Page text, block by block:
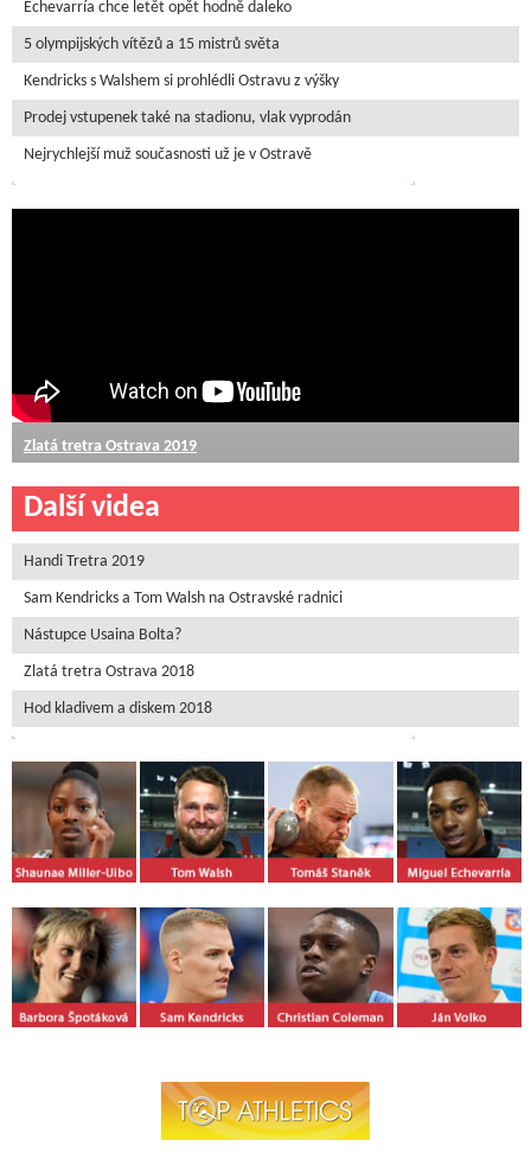
Echevarría chce letět opět hodně daleko
5 olympijských vítězů a 15 mistrů světa
Kendricks s Walshem si prohlédli Ostravu z výšky
Prodej vstupenek také na stadionu, vlak vyprodán
Nejrychlejší muž současnosti už je v Ostravě
Zlatá tretra Ostrava 2019
Další videa
Handi Tretra 2019
Sam Kendricks a Tom Walsh na Ostravské radnici
Nástupce Usaina Bolta?
Zlatá tretra Ostrava 2018
Hod kladivem a diskem 2018